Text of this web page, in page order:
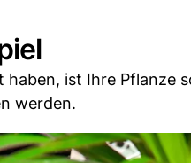
ist Ihre Pflanze
werden.